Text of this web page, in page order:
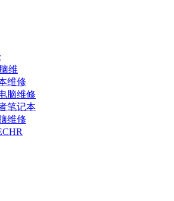
维
维修
脑维修
笔记本
维修